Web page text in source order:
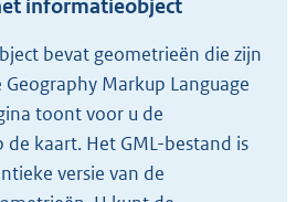
o
t
t
e
:
2
K
informatieobject
bevat geometrieën die zijn
Markup Language
toont voor u de
kaart. Het GML-bestand is
versie van de